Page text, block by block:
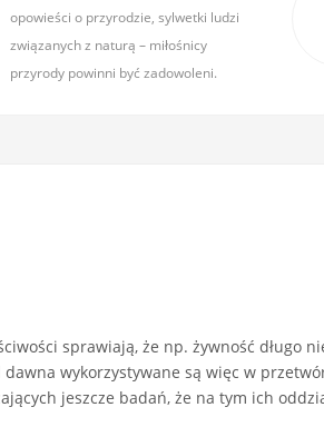
opowieści o przyrodzie, sylwetki ludzi
związanych z naturą – miłośnicy
przyrody powinni być zadowoleni.
sprawiają, że np. żywność długo
wykorzystywane są więc w
jeszcze badań, że na tym ich